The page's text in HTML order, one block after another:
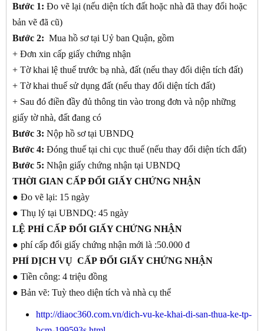
Bước 1: Đo vẽ lại (nếu diện tích đất hoặc nhà đã thay đổi hoặc
bản vẽ đã cũ)
Bước 2: Mua hồ sơ tại Uỷ ban Quận, gồm
+ Đơn xin cấp giấy chứng nhận
+ Tờ khai lệ thuế trước bạ nhà, đất (nếu thay đổi diện tích đất)
+ Tờ khai thuế sử dụng đất (nếu thay đổi diện tích đất)
+ Sau đó điền đầy đủ thông tin vào trong đơn và nộp những
giấy tờ nhà, đất đang có
Bước 3: Nộp hồ sơ tại UBNDQ
Bước 4: Đóng thuế tại chi cục thuế (nếu thay đổi diện tích đất)
Bước 5: Nhận giấy chứng nhận tại UBNDQ
THỜI GIAN CẤP ĐỔI GIẤY CHỨNG NHẬN
● Đo vẽ lại: 15 ngày
● Thụ lý tại UBNDQ: 45 ngày
LỆ PHÍ CẤP ĐỔI GIẤY CHỨNG NHẬN
● phí cấp đổi giấy chứng nhận mới là :50.000 đ
PHÍ DỊCH VỤ CẤP ĐỔI GIẤY CHỨNG NHẬN
● Tiền công: 4 triệu đồng
● Bản vẽ: Tuỳ theo diện tích và nhà cụ thể
http://diaoc360.com.vn/dich-vu-ke-khai-di-san-thua-ke-tp-